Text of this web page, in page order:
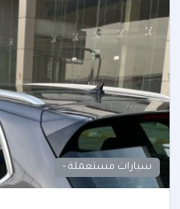
سيارات مستعملة -